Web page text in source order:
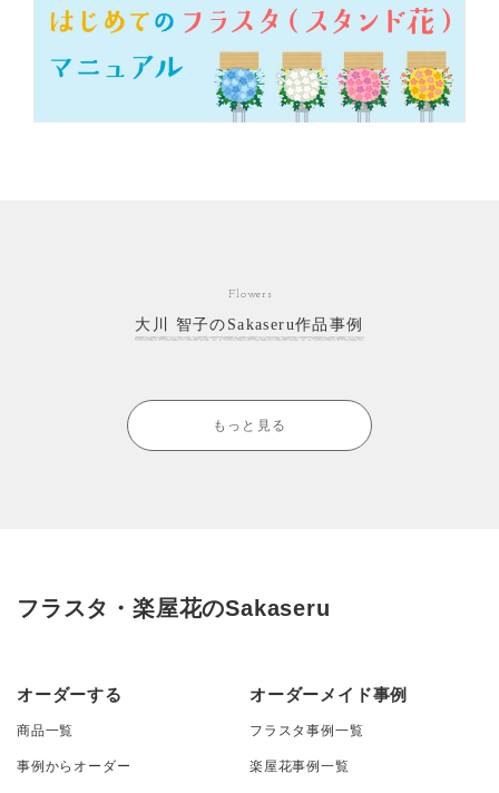
Flowers
大川 智子のSakaseru作品事例
もっと見る
フラスタ・楽屋花のSakaseru
オーダーする
商品一覧
事例からオーダー
オーダーメイド事例
フラスタ事例一覧
楽屋花事例一覧